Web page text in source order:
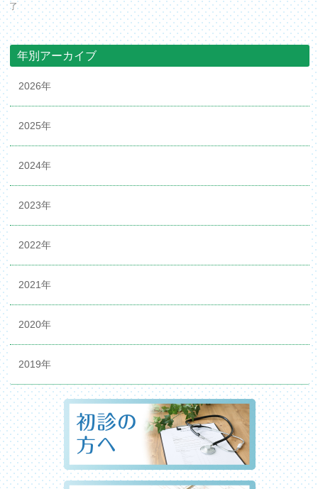
了
年別アーカイブ
2026年
2025年
2024年
2023年
2022年
2021年
2020年
2019年